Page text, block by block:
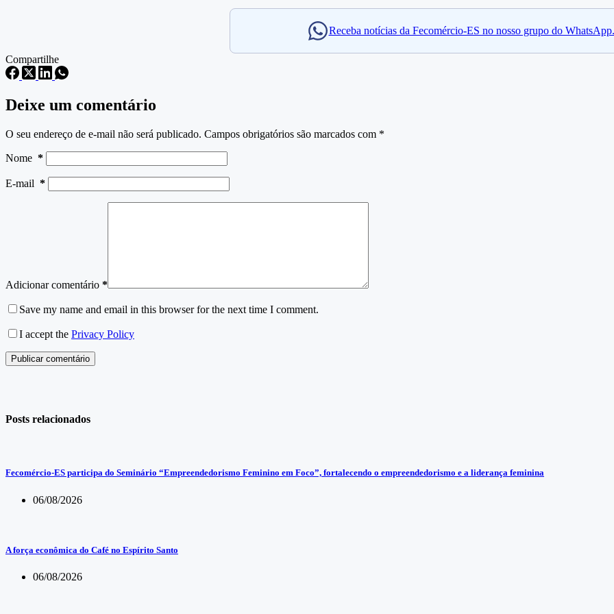
Receba notícias da Fecomércio-ES no nosso grupo do WhatsApp.
Compartilhe
Deixe um comentário
O seu endereço de e-mail não será publicado. Campos obrigatórios são marcados com *
Nome *
E-mail *
Adicionar comentário *
Save my name and email in this browser for the next time I comment.
I accept the Privacy Policy
Publicar comentário
Posts relacionados
Fecomércio-ES participa do Seminário “Empreendedorismo Feminino em Foco”, fortalecendo o empreendedorismo e a liderança feminina
06/08/2026
A força econômica do Café no Espírito Santo
06/08/2026